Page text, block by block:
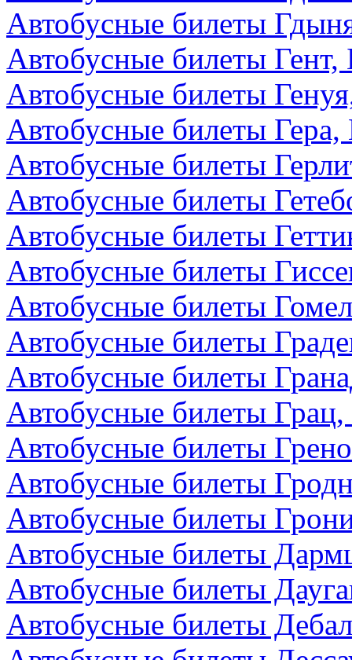
Автобусные билеты
Автобусные билеты Гент,
Автобусные билеты
Автобусные билеты Гера,
Автобусные билеты
Автобусные билеты
Автобусные билеты
Автобусные билеты
Автобусные билеты
Автобусные билеты
Автобусные билеты
Автобусные билеты
Автобусные билеты
Автобусные билеты
Автобусные билеты
Автобусные билеты
Автобусные билеты
Автобусные билеты